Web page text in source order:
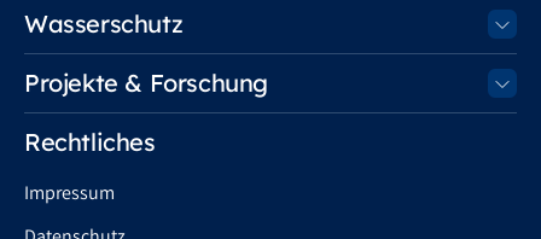
Wasserschutz
Projekte & Forschung
Rechtliches
Impressum